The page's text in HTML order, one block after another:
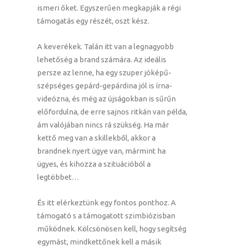
ismeri őket. Egyszerűen megkapják a régi
támogatás egy részét, oszt kész.
A keverékek. Talán itt van a legnagyobb
lehetőség a brand számára. Az ideális
persze az lenne, ha egy szuper jóképű-
szépséges gepárd-gepárdina jól is írna-
videózna, és még az újságokban is sűrűn
előfordulna, de erre sajnos ritkán van példa,
ám valójában nincs rá szükség. Ha már
kettő meg van a skillekből, akkor a
brandnek nyert ügye van, mármint ha
ügyes, és kihozza a szituációból a
legtöbbet…
És itt elérkeztünk egy fontos ponthoz. A
támogató s a támogatott szimbiózisban
működnek. Kölcsönösen kell, hogy segítség
egymást, mindkettőnek kell a másik